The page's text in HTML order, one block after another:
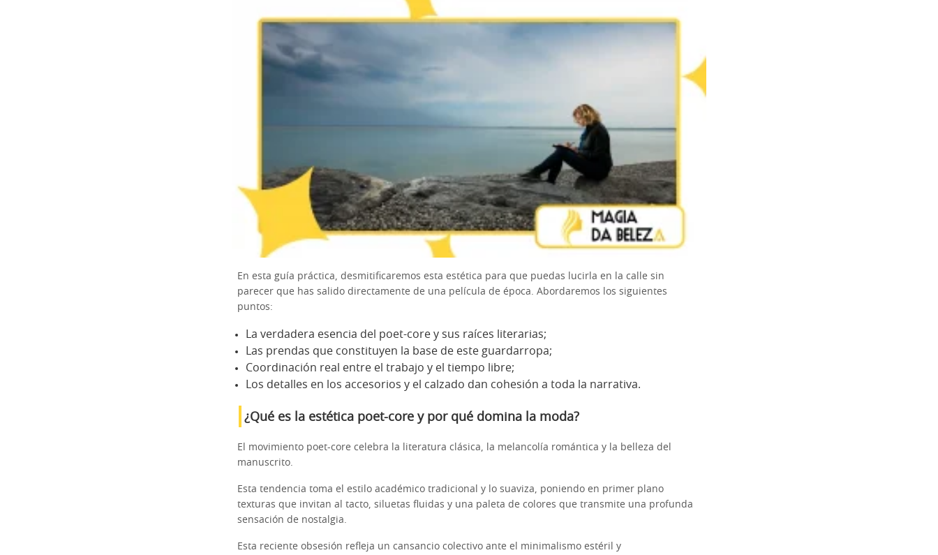
En esta guía práctica, desmitificaremos esta estética para que puedas lucirla en la calle sin
parecer que has salido directamente de una película de época. Abordaremos los siguientes
puntos:
La verdadera esencia del poet-core y sus raíces literarias;
Las prendas que constituyen la base de este guardarropa;
Coordinación real entre el trabajo y el tiempo libre;
Los detalles en los accesorios y el calzado dan cohesión a toda la narrativa.
¿Qué es la estética poet-core y por qué domina la moda?
El movimiento poet-core celebra la literatura clásica, la melancolía romántica y la belleza del
manuscrito.
Esta tendencia toma el estilo académico tradicional y lo suaviza, poniendo en primer plano
texturas que invitan al tacto, siluetas fluidas y una paleta de colores que transmite una profunda
sensación de nostalgia.
Esta reciente obsesión refleja un cansancio colectivo ante el minimalismo estéril y